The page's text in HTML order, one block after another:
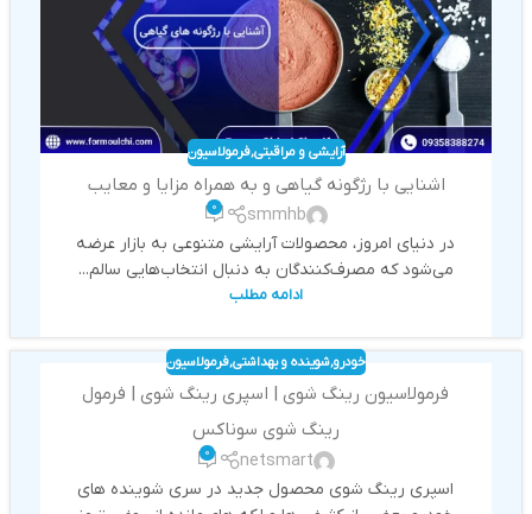
آرایشی و مراقبتی,فرمولاسیون
اشنایی با رژگونه گیاهی و به همراه مزایا و معایب
smmhb
0
در دنیای امروز، محصولات آرایشی متنوعی به بازار عرضه
می‌شود که مصرف‌کنندگان به دنبال انتخاب‌هایی سالم...
ادامه مطلب
خودرو,شوینده و بهداشتی,فرمولاسیون
فرمولاسیون رینگ شوی | اسپری رینگ شوی | فرمول
رینگ شوی سوناکس
netsmart
0
اسپری رینگ شوی محصول جدید در سری شوینده های